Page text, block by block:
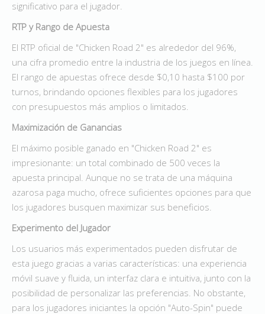
significativo para el jugador.
RTP y Rango de Apuesta
El RTP oficial de "Chicken Road 2" es alrededor del 96%,
una cifra promedio entre la industria de los juegos en línea.
El rango de apuestas ofrece desde $0,10 hasta $100 por
turnos, brindando opciones flexibles para los jugadores
con presupuestos más amplios o limitados.
Maximización de Ganancias
El máximo posible ganado en "Chicken Road 2" es
impresionante: un total combinado de 500 veces la
apuesta principal. Aunque no se trata de una máquina
azarosa paga mucho, ofrece suficientes opciones para que
los jugadores busquen maximizar sus beneficios.
Experimento del Jugador
Los usuarios más experimentados pueden disfrutar de
esta juego gracias a varias características: una experiencia
móvil suave y fluida, un interfaz clara e intuitiva, junto con la
posibilidad de personalizar las preferencias. No obstante,
para los jugadores iniciantes la opción "Auto-Spin" puede